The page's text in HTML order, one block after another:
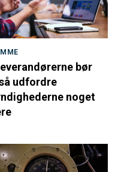
bør
udfordre
noget